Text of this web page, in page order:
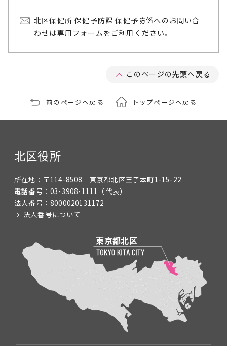
北区保健所 保健予防課 保健予防係へのお問い合
わせは専用フォームをご利用ください。
このページの先頭へ戻る
前のページへ戻る トップページへ戻る
北区役所
所在地： 〒114-8508 東京都北区王子本町1-15-22
電話番号： 03-3908-1111 （代表）
法人番号： 8000020131172
法人番号について